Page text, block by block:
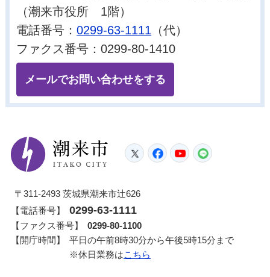
（潮来市役所 1階）
電話番号：0299-63-1111 （代）
ファクス番号：0299-80-1410
メールでお問い合わせをする
潮来市
TwitterFacebook
YouTube
〒311-2493 茨城県潮来市辻626
【電話番号】
0299-63-1111
【ファクス番号】
0299-80-1100
【開庁時間】
平日の午前8時30分から午後5時15分まで
※休日業務はこちら